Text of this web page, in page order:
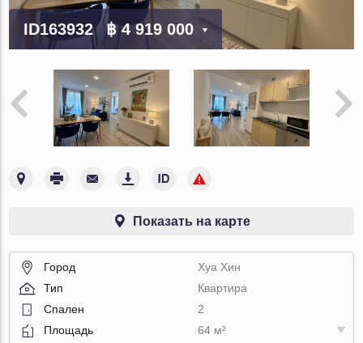
ID163932 ฿ 4 919 000
Показать на карте
Город
Хуа Хин
Тип
Квартира
Спален
2
Площадь
64 м²